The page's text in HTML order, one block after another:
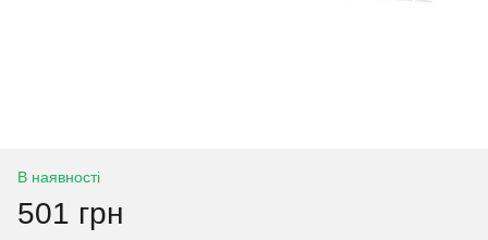
В наявності
501 грн